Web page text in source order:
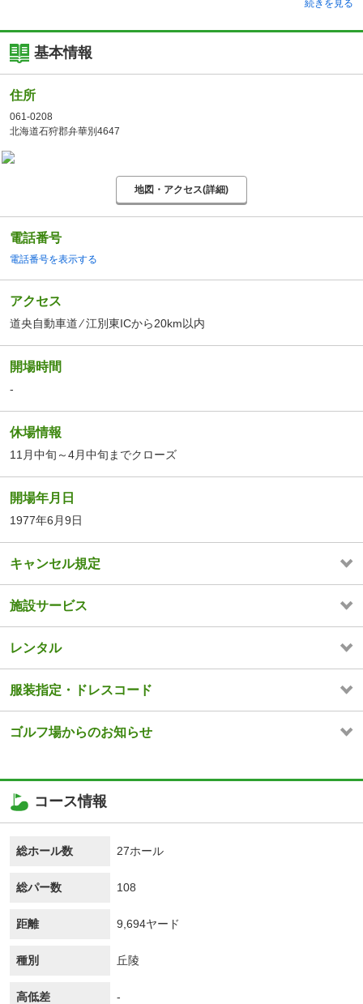
続きを見る
基本情報
住所
061-0208
北海道石狩郡弁華別4647
地図・アクセス(詳細)
電話番号
電話番号を表示する
アクセス
道央自動車道 ⁄ 江別東ICから20km以内
開場時間
-
休場情報
11月中旬～4月中旬までクローズ
開場年月日
1977年6月9日
キャンセル規定
施設サービス
レンタル
服装指定・ドレスコード
ゴルフ場からのお知らせ
コース情報
総ホール数 27ホール
総パー数 108
距離 9,694ヤード
種別 丘陵
高低差 -